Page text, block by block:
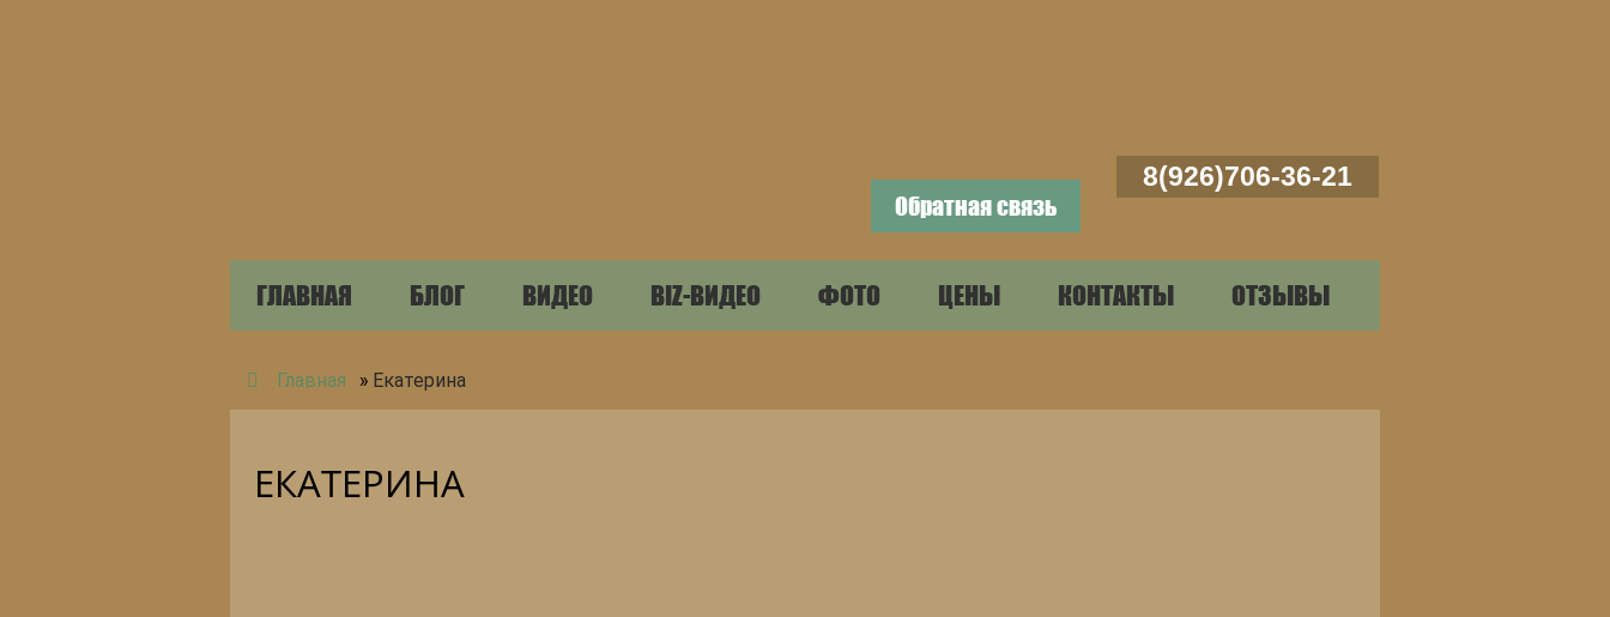
8(926)706-36-21
Обратная связь
ГЛАВНАЯ БЛОГ ВИДЕО BIZ-ВИДЕО ФОТО ЦЕНЫ КОНТАКТЫ ОТЗЫВЫ
Главная » Екатерина
ЕКАТЕРИНА